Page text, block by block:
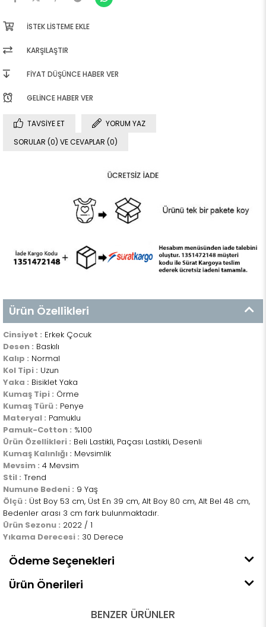
İSTEK LISTEME EKLE
KARŞILAŞTIR
FIYAT DÜŞÜNCE HABER VER
GELINCE HABER VER
TAVSIYE ET
YORUM YAZ
SORULAR (0) VE CEVAPLAR (0)
Ürün Özellikleri
Cinsiyet : Erkek Çocuk
Desen : Baskılı
Kalıp : Normal
Kol Tipi : Uzun
Yaka : Bisiklet Yaka
Kumaş Tipi : Örme
Kumaş Türü : Penye
Materyal : Pamuklu
Pamuk-Cotton : %100
Ürün Özellikleri : Beli Lastikli, Paçası Lastikli, Desenli
Kumaş Kalınlığı : Mevsimlik
Mevsim : 4 Mevsim
Stil : Trend
Numune Bedeni : 9 Yaş
Ölçü : Üst Boy 53 cm, Üst En 39 cm, Alt Boy 80 cm, Alt Bel 48 cm,
Bedenler arası 3 cm fark bulunmaktadır.
Ürün Sezonu : 2022 / 1
Yıkama Derecesi : 30 Derece
Ödeme Seçenekleri
Ürün Önerileri
BENZER ÜRÜNLER